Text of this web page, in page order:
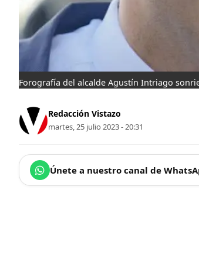
Forografía del alcalde Agustín Intriago
Redacción Vistazo
martes, 25 julio 2023 - 20:31
Únete a nuestro canal de